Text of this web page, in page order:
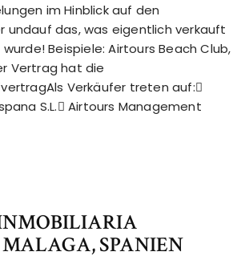
im Hinblick auf den
undauf das, was eigentlich verkauft
Beispiele: Airtours Beach Club,
Vertrag hat die
Verkäufer treten auf:
S.L. Airtours Management
SPANIEN